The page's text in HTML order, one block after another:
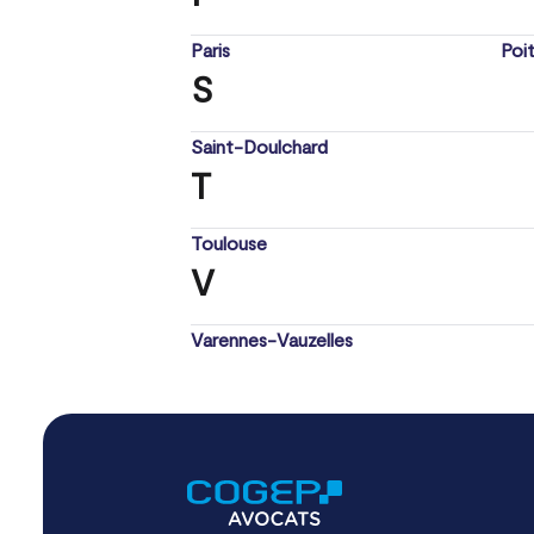
Paris
S
Saint-Doulchard
T
Toulouse
V
Varennes-Vauzelles